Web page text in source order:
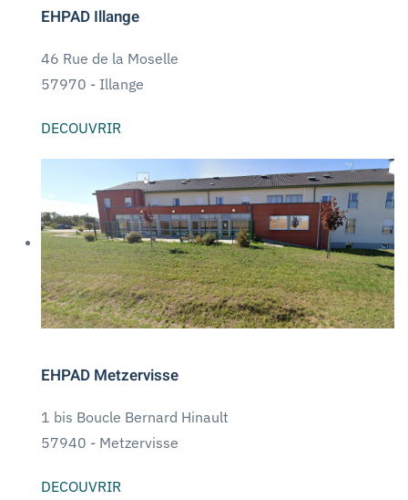
EHPAD Illange
46 Rue de la Moselle
57970 - Illange
DECOUVRIR
EHPAD Metzervisse
1 bis Boucle Bernard Hinault
57940 - Metzervisse
DECOUVRIR